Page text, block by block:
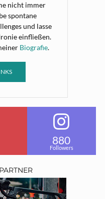
nicht immer
spontane
und lasse
einfließen.
Biografie.
880
Followers